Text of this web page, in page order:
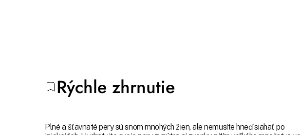
Rýchle zhrnutie
Plné a šťavnaté pery sú snom mnohých žien, ale nemusíte hneď siahať po